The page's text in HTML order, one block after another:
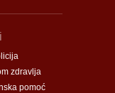
zdravlja
pomoć